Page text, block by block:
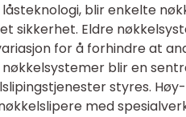
blir enkelte
sikkerhet. Eldre
for å forhindre at
nøkkelsystemer blir en
styres.
med